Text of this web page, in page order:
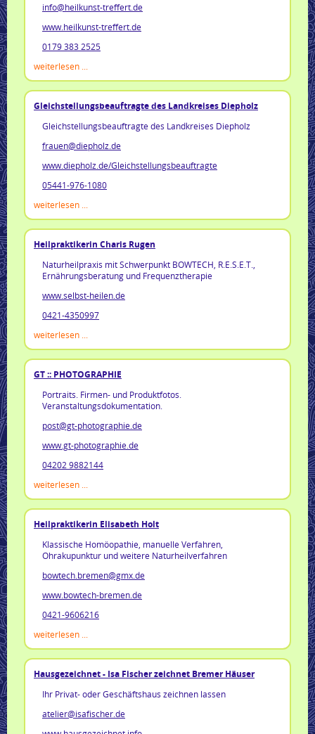
info@heilkunst-treffert.de
www.heilkunst-treffert.de
0179 383 2525
weiterlesen ...
Gleichstellungsbeauftragte des Landkreises Diepholz
Gleichstellungsbeauftragte des Landkreises Diepholz
frauen@diepholz.de
www.diepholz.de/Gleichstellungsbeauftragte
05441-976-1080
weiterlesen ...
Heilpraktikerin Charis Rugen
Naturheilpraxis mit Schwerpunkt BOWTECH, R.E.S.E.T.,
Ernährungsberatung und Frequenztherapie
www.selbst-heilen.de
0421-4350997
weiterlesen ...
GT :: PHOTOGRAPHIE
Portraits. Firmen- und Produktfotos.
Veranstaltungsdokumentation.
post@gt-photographie.de
www.gt-photographie.de
04202 9882144
weiterlesen ...
Heilpraktikerin Elisabeth Holt
Klassische Homöopathie, manuelle Verfahren,
Ohrakupunktur und weitere Naturheilverfahren
bowtech.bremen@gmx.de
www.bowtech-bremen.de
0421-9606216
weiterlesen ...
Hausgezeichnet - Isa Fischer zeichnet Bremer Häuser
Ihr Privat- oder Geschäftshaus zeichnen lassen
atelier@isafischer.de